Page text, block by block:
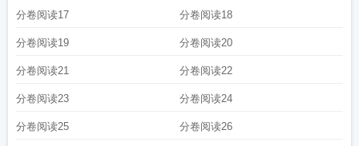
分卷阅读17 分卷阅读18
分卷阅读19 分卷阅读20
分卷阅读21 分卷阅读22
分卷阅读23 分卷阅读24
分卷阅读25 分卷阅读26